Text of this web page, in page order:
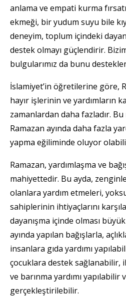
anlama ve empati kurma
ekmeği, bir yudum suyu bile
deneyim, toplum içindeki
destek olmayı güçlendirir.
bulgularımız da bunu
İslamiyet’in öğretilerine göre,
hayır işlerinin ve yardımların
zamanlardan daha fazladır.
Ramazan ayında daha fazla
yapma eğiliminde oluyor
Ramazan, yardımlaşma ve
mahiyettedir. Bu ayda,
olanlara yardım etmeleri,
sahiplerinin ihtiyaçlarını
dayanışma içinde olması
ayında yapılan bağışlarla,
insanlara gıda yardımı
çocuklara destek sağlanabilir,
ve barınma yardımı yapılabilir
gerçekleştirilebilir.